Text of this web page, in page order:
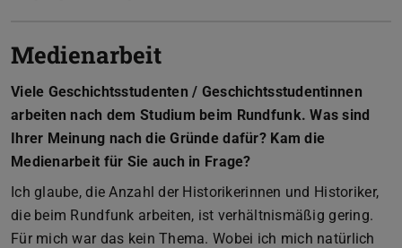
Medienarbeit
Viele Geschichtsstudenten / Geschichtsstudentinnen
arbeiten nach dem Studium beim Rundfunk. Was sind
Ihrer Meinung nach die Gründe dafür? Kam die
Medienarbeit für Sie auch in Frage?
Ich glaube, die Anzahl der Historikerinnen und Historiker,
die beim Rundfunk arbeiten, ist verhältnismäßig gering.
Für mich war das kein Thema. Wobei ich mich natürlich